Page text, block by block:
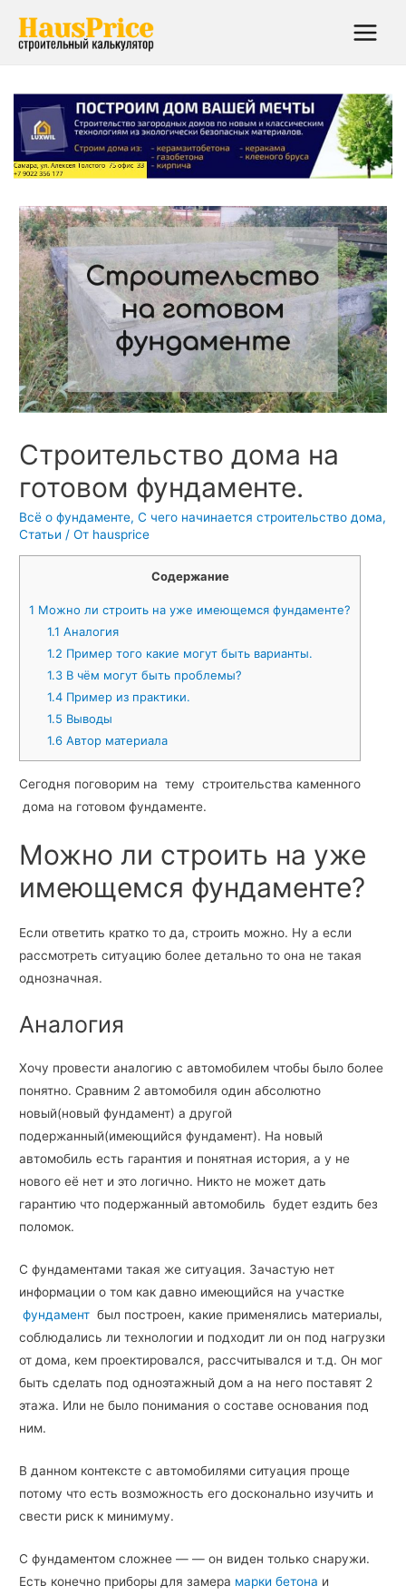
Main
Cтроительство дома на
готовом фундаменте.
Всё о фундаменте,С чего начинается строительство дома,
Статьи / От hausprice
Содержание
1 Можно ли строить на уже имеющемся фундаменте?
1.1 Аналогия
1.2 Пример того какие могут быть варианты.
1.3В чём могут быть проблемы?
1.4Пример из практики.
1.5 Выводы
1.6Автор материала
Сегодня поговорим на тему строительства каменного
дома на готовом фундаменте.
Можно ли строить на уже
имеющемся фундаменте?
Если ответить кратко то да, строить можно. Ну а если
рассмотреть ситуацию более детально то она не такая
однозначная.
Аналогия
Хочу провести аналогию с автомобилем чтобы было более
понятно. Сравним 2 автомобиля один абсолютно
новый(новый фундамент) а другой
подержанный(имеющийся фундамент). На новый
автомобиль есть гарантия и понятная история, а у не
нового её нет и это логично. Никто не может дать
гарантию что подержанный автомобиль будет ездить без
поломок.
С фундаментами такая же ситуация. Зачастую нет
информации о том как давно имеющийся на участке
фундамент был построен, какие применялись материалы,
соблюдались ли технологии и подходит ли он под нагрузки
от дома, кем проектировался, рассчитывался и т.д. Он мог
быть сделать под одноэтажный дом а на него поставят 2
этажа. Или не было понимания о составе основания под
ним.
В данном контексте с автомобилями ситуация проще
потому что есть возможность его досконально изучить и
свести риск к минимуму.
С фундаментом сложнее — — он виден только снаружи.
Есть конечно приборы для замера марки бетона и